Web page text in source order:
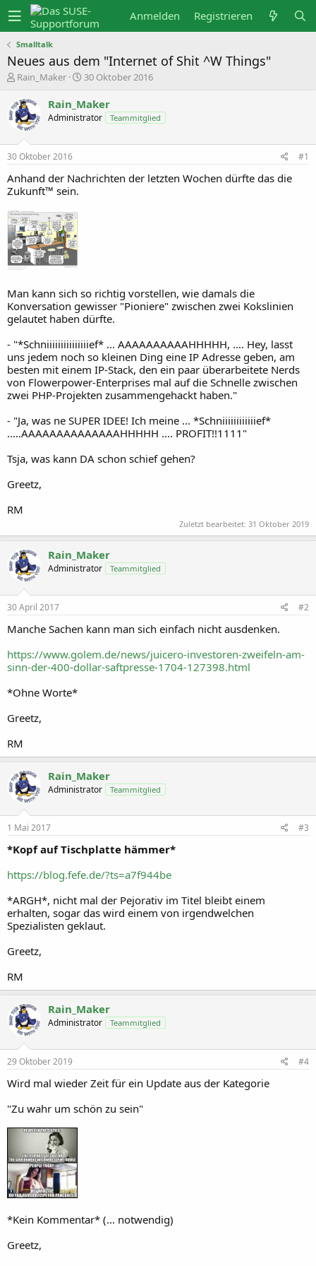
Anmelden Registrieren
Smalltalk
Neues aus dem "Internet of Shit ^W Things"
E
s
t
e
l
e
r
Rain_Maker
E
t
e
m
30 Oktober 2016
Rain_Maker
Administrator Teammitglied
30 Oktober 2016 #1
Anhand der Nachrichten der letzten Wochen dürfte das die
Zukunft™ sein.
Man kann sich so richtig vorstellen, wie damals die
Konversation gewisser "Pioniere" zwischen zwei Kokslinien
gelautet haben dürfte.
- "*Schniiiiiiiiiiiiiiief* ... AAAAAAAAAAHHHHH, .... Hey, lasst
uns jedem noch so kleinen Ding eine IP Adresse geben, am
besten mit einem IP-Stack, den ein paar überarbeitete Nerds
von Flowerpower-Enterprises mal auf die Schnelle zwischen
zwei PHP-Projekten zusammengehackt haben."
- "Ja, was ne SUPER IDEE! Ich meine ... *Schniiiiiiiiiiiief*
.....AAAAAAAAAAAAAAHHHHH .... PROFIT!!1111"
Tsja, was kann DA schon schief gehen?
Greetz,
RM
Zuletzt bearbeitet: 31 Oktober 2019
Rain_Maker
Administrator Teammitglied
30 April 2017 #2
Manche Sachen kann man sich einfach nicht ausdenken.
https://www.golem.de/news/juicero-investoren-zweifeln-am-
sinn-der-400-dollar-saftpresse-1704-127398.html
*Ohne Worte*
Greetz,
RM
Rain_Maker
Administrator Teammitglied
1 Mai 2017 #3
*Kopf auf Tischplatte hämmer*
https://blog.fefe.de/?ts=a7f944be
*ARGH*, nicht mal der Pejorativ im Titel bleibt einem
erhalten, sogar das wird einem von irgendwelchen
Spezialisten geklaut.
Greetz,
RM
Rain_Maker
Administrator Teammitglied
29 Oktober 2019 #4
Wird mal wieder Zeit für ein Update aus der Kategorie
"Zu wahr um schön zu sein"
*Kein Kommentar* (... notwendig)
Greetz,